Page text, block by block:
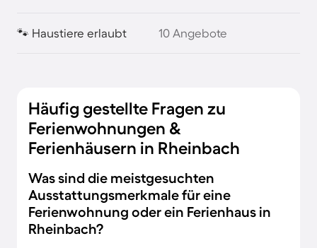
🐾 Haustiere erlaubt 10 Angebote
Häufig gestellte Fragen zu
Ferienwohnungen &
Ferienhäusern in Rheinbach
Was sind die meistgesuchten
Ausstattungsmerkmale für eine
Ferienwohnung oder ein Ferienhaus in
Rheinbach?